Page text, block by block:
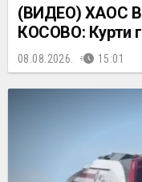
(ВИДЕО) ХАОС
КОСОВО: Курти
08.08.2026. 15:01